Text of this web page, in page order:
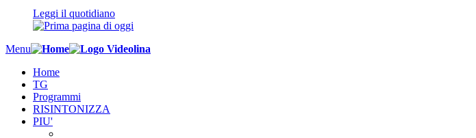
Leggi il quotidiano
Menu
Home
TG
Programmi
RISINTONIZZA
PIU'